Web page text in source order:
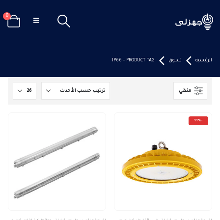
0
الرئيسيه تسوق PRODUCT TAG -
IP66
منقي
-11%